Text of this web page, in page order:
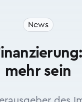
News
mehr sein